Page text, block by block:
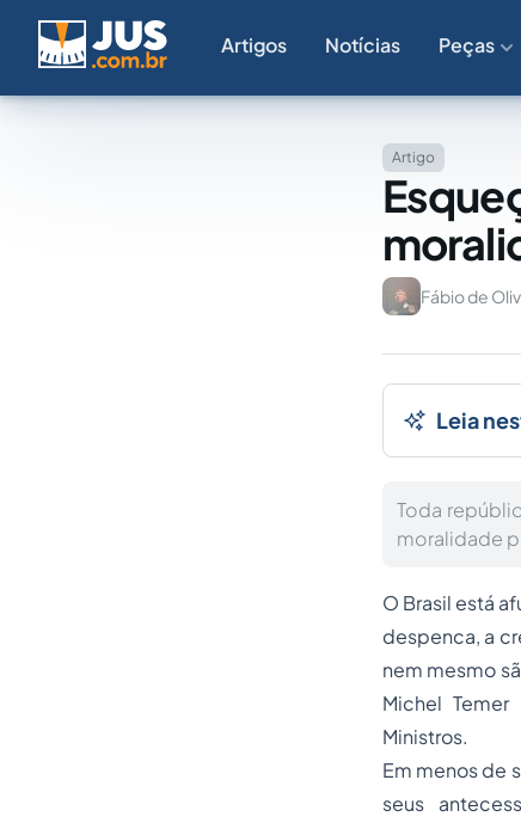
Artigos Notícias Peças
Artigo
Fábio de
Leia
Toda
moralidade
O Brasil está
despenca, a
nem mesmo
Michel
Ministros.
Em menos de
seus